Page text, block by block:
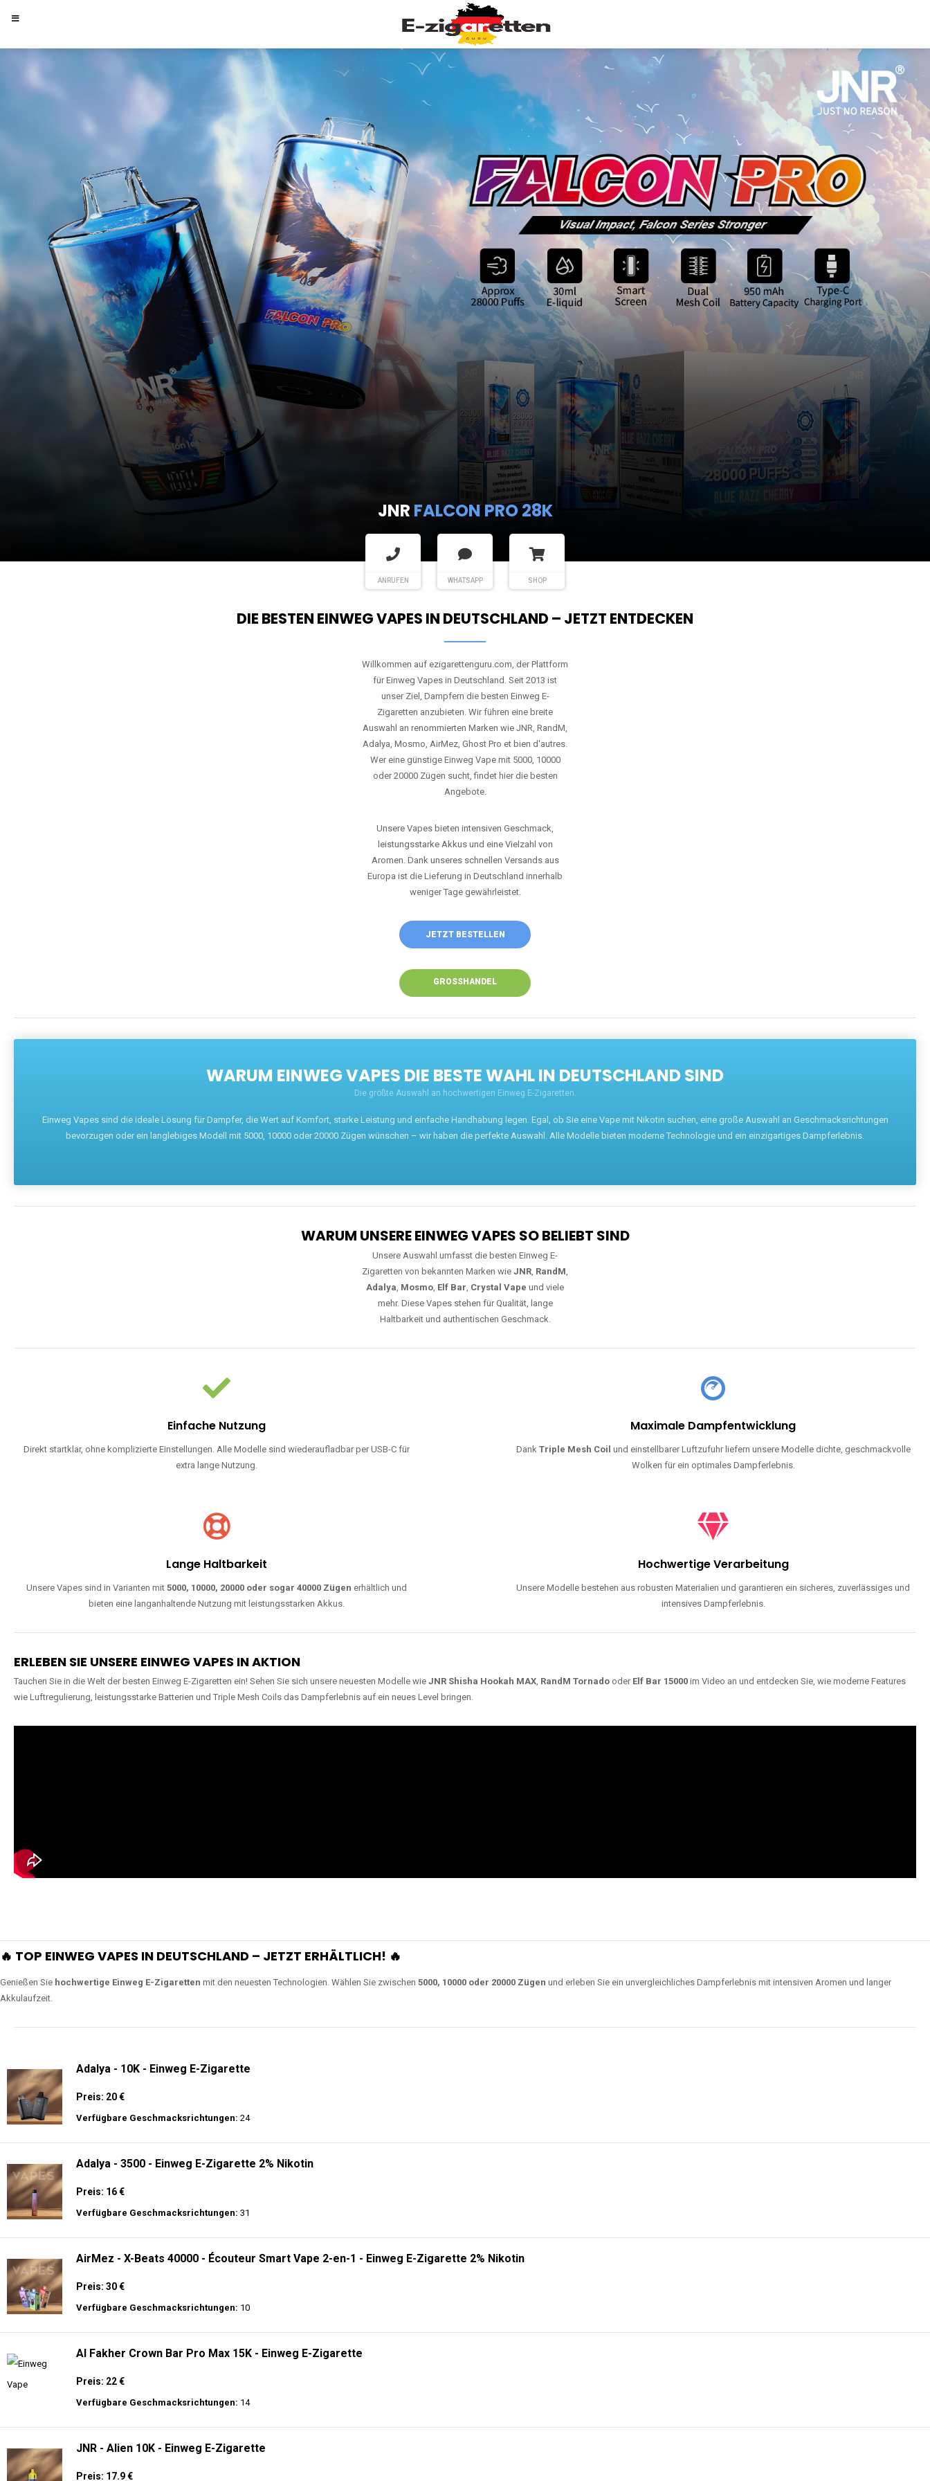
JNR FALCON PRO 28K
ANRUFEN WHATSAPP SHOP
DIE BESTEN EINWEG VAPES IN DEUTSCHLAND – JETZT ENTDECKEN
Willkommen auf ezigarettenguru.com, der Plattform
für Einweg Vapes in Deutschland. Seit 2013 ist
unser Ziel, Dampfern die besten Einweg E-
Zigaretten anzubieten. Wir führen eine breite
Auswahl an renommierten Marken wie JNR, RandM,
Adalya, Mosmo, AirMez, Ghost Pro et bien d'autres.
Wer eine günstige Einweg Vape mit 5000, 10000
oder 20000 Zügen sucht, findet hier die besten
Angebote.
Unsere Vapes bieten intensiven Geschmack,
leistungsstarke Akkus und eine Vielzahl von
Aromen. Dank unseres schnellen Versands aus
Europa ist die Lieferung in Deutschland innerhalb
weniger Tage gewährleistet.
JETZT BESTELLEN
GROSSHANDEL
WARUM EINWEG VAPES DIE BESTE WAHL IN DEUTSCHLAND SIND
Die größte Auswahl an hochwertigen Einweg E-Zigaretten.
Einweg Vapes sind die ideale Lösung für Dampfer, die Wert auf Komfort, starke Leistung und einfache Handhabung legen. Egal, ob Sie eine Vape mit Nikotin suchen, eine große Auswahl an Geschmacksrichtungen
bevorzugen oder ein langlebiges Modell mit 5000, 10000 oder 20000 Zügen wünschen – wir haben die perfekte Auswahl. Alle Modelle bieten moderne Technologie und ein einzigartiges Dampferlebnis.
WARUM UNSERE EINWEG VAPES SO BELIEBT SIND
Unsere Auswahl umfasst die besten Einweg E-
Zigaretten von bekannten Marken wie JNR, RandM,
Adalya, Mosmo, Elf Bar, Crystal Vape und viele
mehr. Diese Vapes stehen für Qualität, lange
Haltbarkeit und authentischen Geschmack.
Einfache Nutzung
Direkt startklar, ohne komplizierte Einstellungen. Alle Modelle sind wiederaufladbar per USB-C für
extra lange Nutzung.
Maximale Dampfentwicklung
Dank Triple Mesh Coil und einstellbarer Luftzufuhr liefern unsere Modelle dichte, geschmackvolle
Wolken für ein optimales Dampferlebnis.
Lange Haltbarkeit
Unsere Vapes sind in Varianten mit5000, 10000, 20000 oder sogar 40000 Zügen erhältlich und
bieten eine langanhaltende Nutzung mit leistungsstarken Akkus.
Hochwertige Verarbeitung
Unsere Modelle bestehen aus robusten Materialien und garantieren ein sicheres, zuverlässiges und
intensives Dampferlebnis.
ERLEBEN SIE UNSERE EINWEG VAPES IN AKTION
Tauchen Sie in die Welt der besten Einweg E-Zigaretten ein! Sehen Sie sich unsere neuesten Modelle wie JNR Shisha Hookah MAX, RandM Tornado oder Elf Bar 15000 im Video an und entdecken Sie, wie moderne Features
wie Luftregulierung, leistungsstarke Batterien und Triple Mesh Coils das Dampferlebnis auf ein neues Level bringen.
🔥 TOP EINWEG VAPES IN DEUTSCHLAND – JETZT ERHÄLTLICH! 🔥
Genießen Sie hochwertige Einweg E-Zigaretten mit den neuesten Technologien. Wählen Sie zwischen 5000, 10000 oder 20000 Zügen und erleben Sie ein unvergleichliches Dampferlebnis mit intensiven Aromen und langer
Akkulaufzeit.
Adalya - 10K - Einweg E-Zigarette
Preis: 20 €
Verfügbare Geschmacksrichtungen: 24
Adalya - 3500 - Einweg E-Zigarette 2% Nikotin
Preis: 16 €
Verfügbare Geschmacksrichtungen: 31
AirMez - X-Beats 40000 - Écouteur Smart Vape 2-en-1 - Einweg E-Zigarette 2% Nikotin
Preis: 30 €
Verfügbare Geschmacksrichtungen: 10
Al Fakher Crown Bar Pro Max 15K - Einweg E-Zigarette
Preis: 22 €
Verfügbare Geschmacksrichtungen: 14
JNR - Alien 10K - Einweg E-Zigarette
Preis: 17.9 €